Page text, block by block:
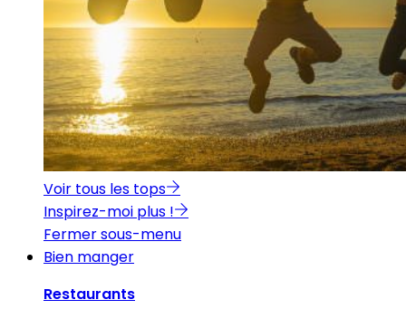
Voir tous les tops
Inspirez-moi plus !
Fermer sous-menu
Bien manger
Restaurants